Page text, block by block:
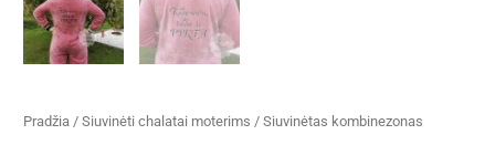
Pradžia /Siuvinėti chalatai moterims / Siuvinėtas kombinezonas